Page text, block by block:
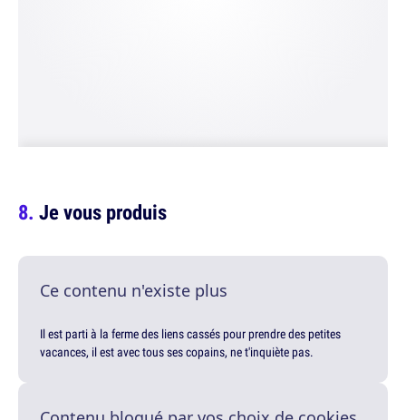
Je vous produis
Ce contenu n'existe plus
Il est parti à la ferme des liens cassés pour prendre des petites
vacances, il est avec tous ses copains, ne t'inquiète pas.